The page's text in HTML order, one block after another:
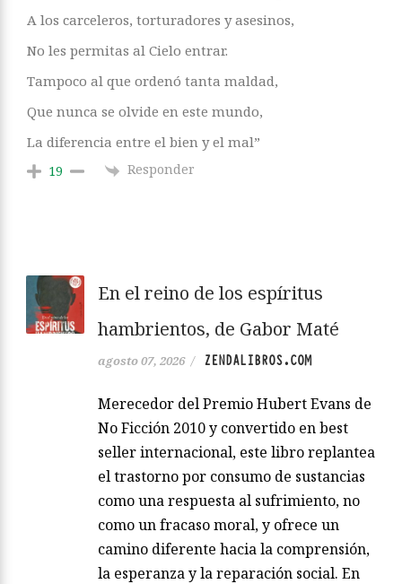
A los carceleros, torturadores y asesinos,
No les permitas al Cielo entrar.
Tampoco al que ordenó tanta maldad,
Que nunca se olvide en este mundo,
La diferencia entre el bien y el mal”
19 Responder
En el reino de los espíritus
hambrientos, de Gabor Maté
agosto 07, 2026 / ZENDALIBROS.COM
Merecedor del Premio Hubert Evans de
No Ficción 2010 y convertido en best
seller internacional, este libro replantea
el trastorno por consumo de sustancias
como una respuesta al sufrimiento, no
como un fracaso moral, y ofrece un
camino diferente hacia la comprensión,
la esperanza y la reparación social. En